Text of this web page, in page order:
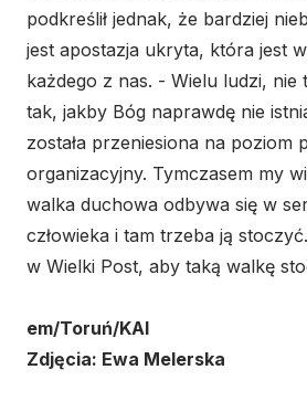
podkreślił jednak, że bardziej
jest apostazja ukryta, która jest
każdego z nas. - Wielu ludzi, nie
tak, jakby Bóg naprawdę nie
została przeniesiona na poziom
organizacyjny. Tymczasem my
walka duchowa odbywa się w
człowieka i tam trzeba ją
w Wielki Post, aby taką walkę
em/Toruń/KAI
Zdjęcia: Ewa Melerska